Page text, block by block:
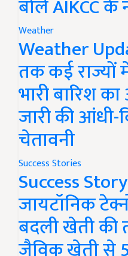
बोले AIKCC के
Weather
Weather
तक कई राज्यों
भारी बारिश
जारी की आंधी-
चेतावनी
Success Stories
Success
जायटॉनिक
बदली खेती की